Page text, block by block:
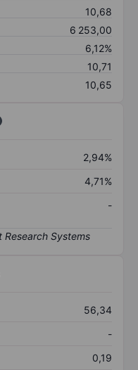
10,68
6 253,00
6,12%
10,71
10,65
2,94%
4,71%
-
56,34
-
0,19